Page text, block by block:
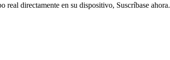
real directamente en su dispositivo, Suscríbase ahora.